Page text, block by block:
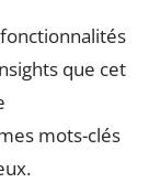
que cet
mots-clés